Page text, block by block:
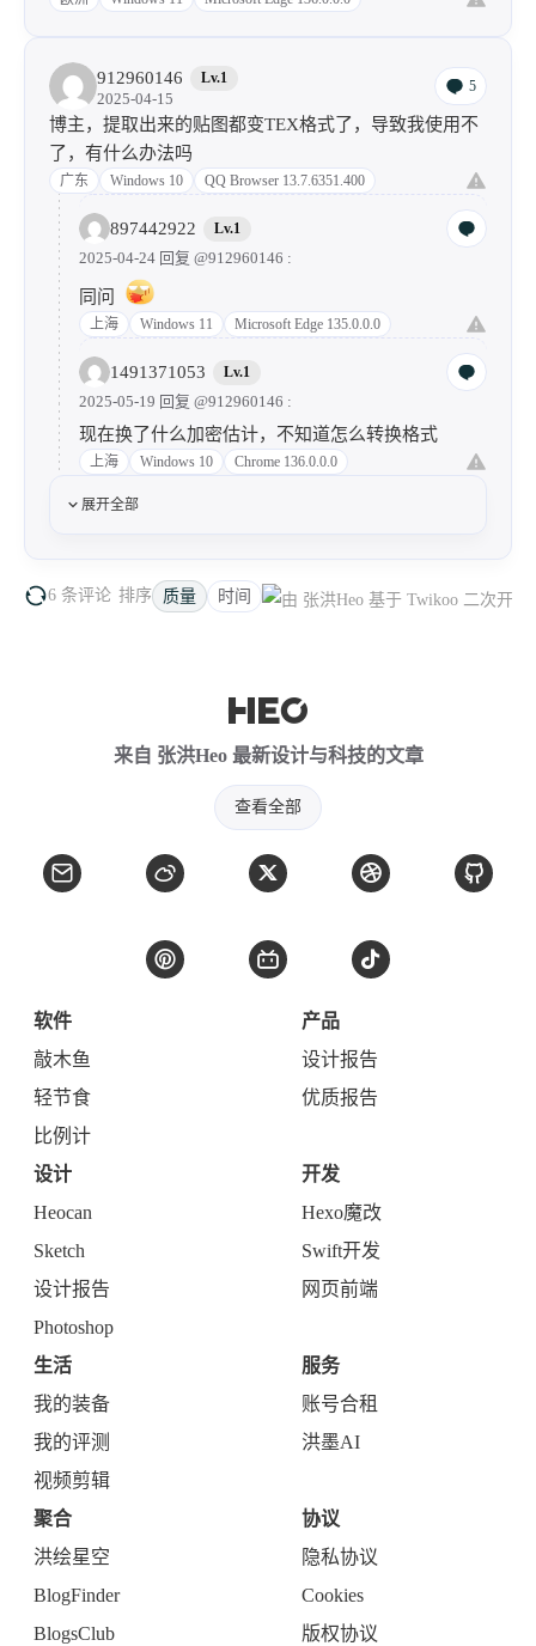
你好，博主，请问你是怎么知道惩戒叫summoner_smit
欧洲 Windows 11 Microsoft Edge 136.0.0.0
912960146
2025-04-15
博主，提取出来的贴图都变TEX格式了，导致我使用不
了，有什么办法吗
广东 Windows 10 QQ Browser 13.7.6351.400
897442922
2025-04-24 回复@912960146:
同问
上海 Windows 11 Microsoft Edge 135.0.0.0
1491371053 Lv.1
2025-05-19 回复@912960146:
现在换了什么加密估计，不知道怎么转换格式
来自 张洪Heo 最新设计与科技的文章
查看全部
软件
敲木鱼
轻节食
比例计
产品
优质报告
设计
Heocan
Sketch
设计报告
Photoshop
开发
Hexo魔改
网页前端
生活
我的装备
我的评测
视频剪辑
服务
洪墨AI
聚合
洪绘星空
协议
隐私协议